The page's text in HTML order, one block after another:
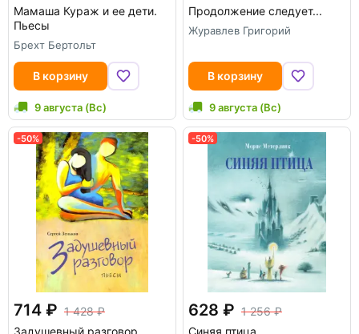
Мамаша Кураж и ее дети.
Пьесы
Брехт Бертольт
В корзину
9 августа (Вс)
Продолжение следует...
Журавлев Григорий
В корзину
9 августа (Вс)
-50%
714
1 428
Задушевный разговор
-50%
628
1 256
Синяя птица